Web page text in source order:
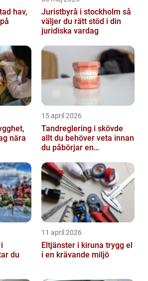
Juristbyrå i stockholm så
väljer du rätt stöd i din
juridiska vardag
nära
15 april 2026
Tandreglering i skövde
allt du behöver veta innan
du påbörjar en
11 april 2026
Eltjänster i kiruna trygg el
i en krävande miljö